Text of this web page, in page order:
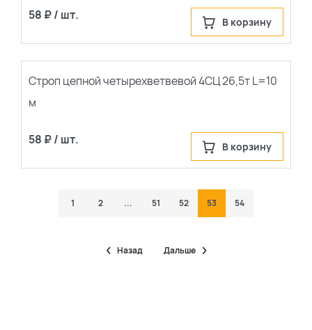
58 ₽ / шт. В корзину
Строп цепной четырехветвевой 4СЦ 26,5т L=10
м
58 ₽ / шт. В корзину
Назад
1 2 ... 51 52 53 54
Дальше